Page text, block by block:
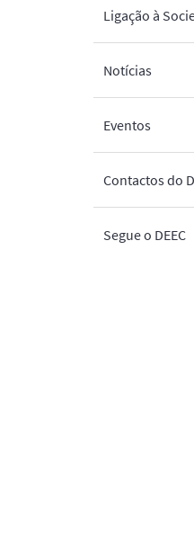
Ligação à
Notícias
Eventos
Contactos do
Segue o DEEC